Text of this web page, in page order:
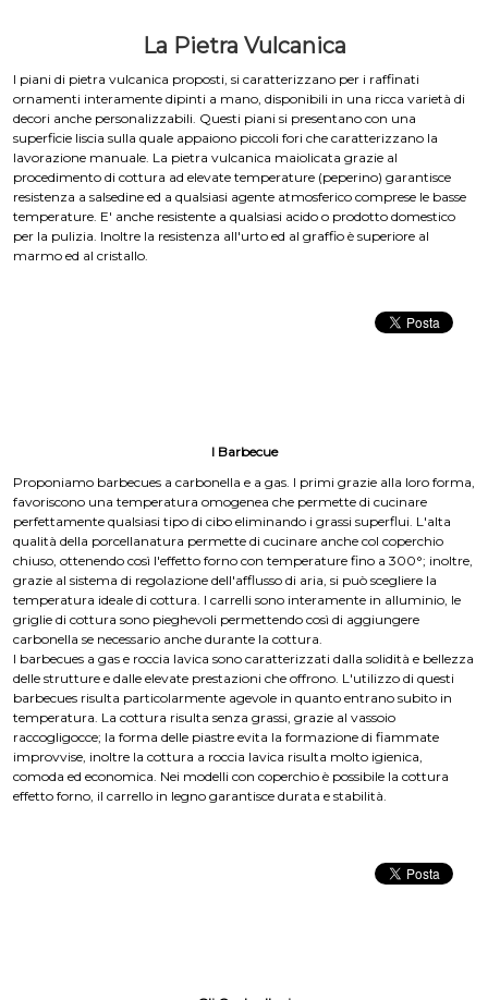
La Pietra Vulcanica
I piani di pietra vulcanica proposti, si caratterizzano per i raffinati
ornamenti interamente dipinti a mano, disponibili in una ricca varietà di
decori anche personalizzabili. Questi piani si presentano con una
superficie liscia sulla quale appaiono piccoli fori che caratterizzano la
lavorazione manuale. La pietra vulcanica maiolicata grazie al
procedimento di cottura ad elevate temperature (peperino) garantisce
resistenza a salsedine ed a qualsiasi agente atmosferico comprese le basse
temperature. E' anche resistente a qualsiasi acido o prodotto domestico
per la pulizia. Inoltre la resistenza all'urto ed al graffio è superiore al
marmo ed al cristallo.
I Barbecue
Proponiamo barbecues a carbonella e a gas. I primi grazie alla loro forma,
favoriscono una temperatura omogenea che permette di cucinare
perfettamente qualsiasi tipo di cibo eliminando i grassi superflui. L'alta
qualità della porcellanatura permette di cucinare anche col coperchio
chiuso, ottenendo così l'effetto forno con temperature fino a 300°; inoltre,
grazie al sistema di regolazione dell'afflusso di aria, si può scegliere la
temperatura ideale di cottura. I carrelli sono interamente in alluminio, le
griglie di cottura sono pieghevoli permettendo così di aggiungere
carbonella se necessario anche durante la cottura.
I barbecues a gas e roccia lavica sono caratterizzati dalla solidità e bellezza
delle strutture e dalle elevate prestazioni che offrono. L'utilizzo di questi
barbecues risulta particolarmente agevole in quanto entrano subito in
temperatura. La cottura risulta senza grassi, grazie al vassoio
raccogligocce; la forma delle piastre evita la formazione di fiammate
improvvise, inoltre la cottura a roccia lavica risulta molto igienica,
comoda ed economica. Nei modelli con coperchio è possibile la cottura
effetto forno, il carrello in legno garantisce durata e stabilità.